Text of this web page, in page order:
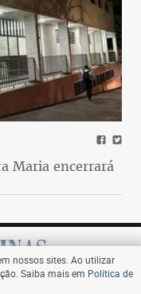
Maria encerrará
nossos sites. Ao utilizar
Saiba mais em Política de